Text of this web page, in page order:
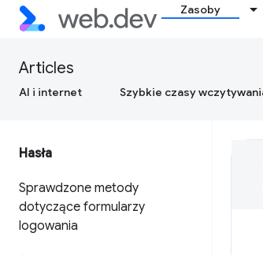
Zasoby
Articles
AI i internet Szybkie czasy
Hasła
Sprawdzone metody
dotyczące formularzy
logowania